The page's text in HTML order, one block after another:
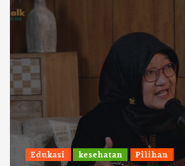
Ekonomi